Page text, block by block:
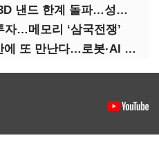
삼전-포스텍, 초고적층 3D 낸드 한계 돌파…성능·전력효율 개선
…메모리 ‘삼국전쟁’
구광모-젠슨 황, 두 달 만에 또 만난다…로봇·AI 등 논의